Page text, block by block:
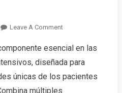
Leave A CommentOn
Avanzadas
De
Camas
esencial en las
diseñada para
únicas de los pacientes
múltiples